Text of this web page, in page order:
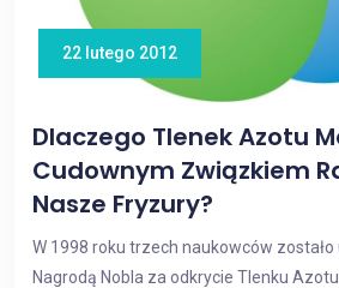
22 lutego 2012
Dlaczego Tlenek Azotu
Cudownym Związkiem
Nasze Fryzury?
W 1998 roku trzech naukowców
Nagrodą Nobla za odkrycie Tlenku Azotu